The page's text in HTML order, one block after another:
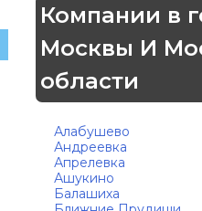
Компании в
Москвы И
области
Алабушево
Андреевка
Апрелевка
Ашукино
Балашиха